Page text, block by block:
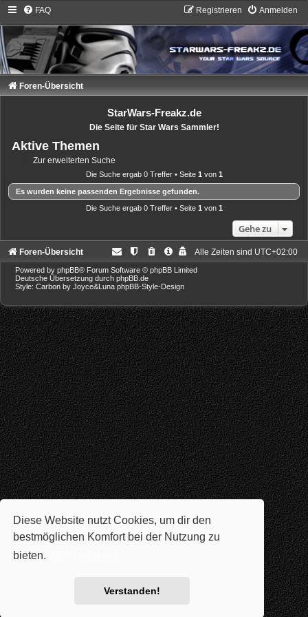
Diese Website nutzt Cookies, um dir den
bestmöglichen Komfort bei der Nutzung zu
bieten.
Verstanden!
FAQ Anmelden
Registrieren
Foren-Übersicht
StarWars-Freakz.de
Die Seite für Star Wars Sammler!
Aktive Themen
Zur erweiterten Suche
Die Suche ergab 0 Treffer • Seite 1 von 1
Es wurden keine passenden Ergebnisse gefunden.
Die Suche ergab 0 Treffer • Seite 1 von 1
Gehe zu
Foren-Übersicht Alle Zeiten sind UTC+02:00
Powered by phpBB® Forum Software © phpBB Limited
Deutsche Übersetzung durch phpBB.de
Style: Carbon by Joyce&Luna phpBB-Style-Design